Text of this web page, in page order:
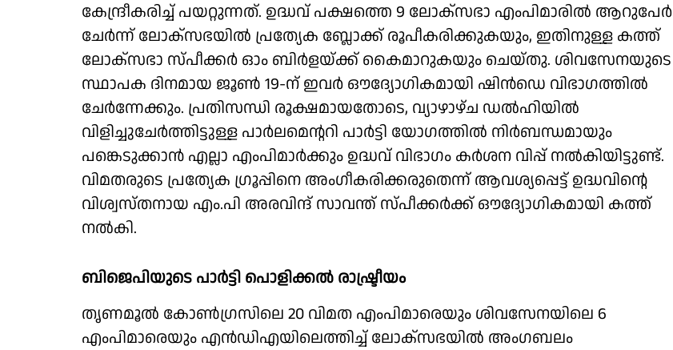
കേന്ദ്രീകരിച്ച് പയറ്റുന്നത്. ഉദ്ധവ് പക്ഷത്തെ 9 ലോക്സഭാ എംപിമാരില്‍ ആറുപേര്‍
ചേര്‍ന്ന് ലോക്സഭയില്‍ പ്രത്യേക ബ്ലോക്ക് രൂപീകരിക്കുകയും, ഇതിനുള്ള കത്ത്
ലോക്സഭാ സ്പീക്കര്‍ ഓം ബിര്‍ളയ്ക്ക് കൈമാറുകയും ചെയ്തു. ശിവസേനയുടെ
സ്ഥാപക ദിനമായ ജൂണ്‍ 19-ന് ഇവര്‍ ഔദ്യോഗികമായി ഷിന്‍ഡെ വിഭാഗത്തില്‍
ചേര്‍ന്നേക്കും. പ്രതിസന്ധി രൂക്ഷമായതോടെ, വ്യാഴാഴ്ച ഡല്‍ഹിയില്‍
വിളിച്ചുചേര്‍ത്തിട്ടുള്ള പാര്‍ലമെന്ററി പാര്‍ട്ടി യോഗത്തില്‍ നിര്‍ബന്ധമായും
പങ്കെടുക്കാന്‍ എല്ലാ എംപിമാര്‍ക്കും ഉദ്ധവ് വിഭാഗം കര്‍ശന വിപ്പ് നല്‍കിയിട്ടുണ്ട്.
വിമതരുടെ പ്രത്യേക ഗ്രൂപ്പിനെ അംഗീകരിക്കരുതെന്ന് ആവശ്യപ്പെട്ട് ഉദ്ധവിന്റെ
വിശ്വസ്തനായ എം.പി അരവിന്ദ് സാവന്ത് സ്പീക്കര്‍ക്ക് ഔദ്യോഗികമായി കത്ത്
നല്‍കി.
ബിജെപിയുടെ പാര്‍ട്ടി പൊളിക്കല്‍ രാഷ്ട്രീയം
തൃണമൂല്‍ കോണ്‍ഗ്രസിലെ 20 വിമത എംപിമാരെയും ശിവസേനയിലെ 6
എംപിമാരെയും എന്‍ഡിഎയിലെത്തിച്ച് ലോക്സഭയില്‍ അംഗബലം